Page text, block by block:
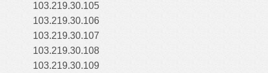
103.219.30.105
103.219.30.106
103.219.30.107
103.219.30.108
103.219.30.109